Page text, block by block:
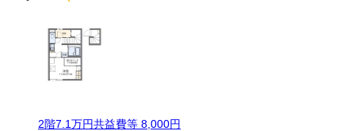
2階7.1万円共益費等 8,000円